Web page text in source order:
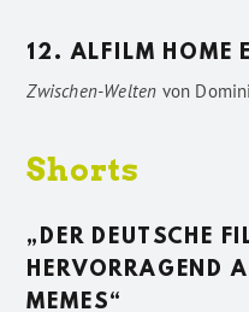
12. ALFILM HOME
Zwischen-Welten von
Shorts
„DER DEUTSCHE
HERVORRAGEND
MEMES“